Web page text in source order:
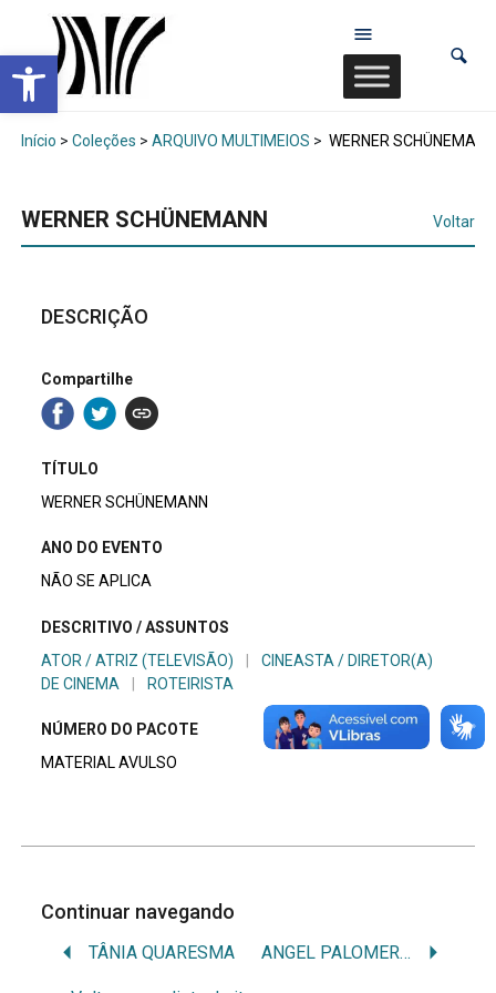
Abrir a barra de ferramentas
Início > Coleções > ARQUIVO MULTIMEIOS > WERNER SCHÜNEMANN
WERNER SCHÜNEMANN Voltar
DESCRIÇÃO
Compartilhe
TÍTULO
WERNER SCHÜNEMANN
ANO DO EVENTO
NÃO SE APLICA
DESCRITIVO / ASSUNTOS
ATOR / ATRIZ (TELEVISÃO)
CINEASTA / DIRETOR(A)
DE CINEMA
ROTEIRISTA
NÚMERO DO PACOTE
MATERIAL AVULSO
Continuar navegando
TÂNIA QUARESMA ANGEL PALOMERO